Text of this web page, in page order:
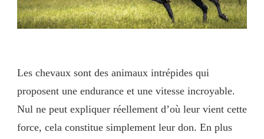
Les chevaux sont des animaux intrépides qui
proposent une endurance et une vitesse incroyable.
Nul ne peut expliquer réellement d’où leur vient cette
force, cela constitue simplement leur don. En plus